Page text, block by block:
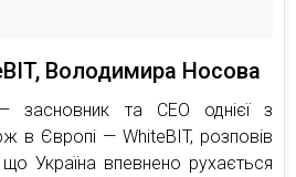
Володимира Носова
засновник та СЕО однієї з
в Європі — WhiteBIT, розповів
Україна впевнено рухається